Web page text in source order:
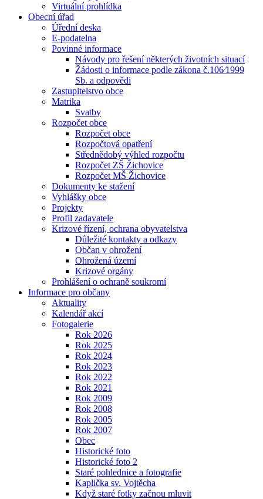
Virtuální prohlídka
Obecní úřad
Úřední deska
E-podatelna
Povinné informace
Návody pro řešení některých životních situací
Žádosti o informace podle zákona č.106⁄1999
Sb. a odpovědi
Zastupitelstvo obce
Matrika
Svatby
Rozpočet obce
Rozpočet obce
Rozpočtová opatření
Střednědobý výhled rozpočtu
Rozpočet ZŠ Žichovice
Rozpočet MŠ Žichovice
Dokumenty ke stažení
Vyhlášky obce
Projekty
Profil zadavatele
Krizové řízení, ochrana obyvatelstva
Důležité kontakty a odkazy
Občan v ohrožení
Ohrožená území
Krizové orgány
Prohlášení o ochraně soukromí
Informace pro občany
Aktuality
Kalendář akcí
Fotogalerie
Rok 2026
Rok 2025
Rok 2024
Rok 2023
Rok 2022
Rok 2021
Rok 2009
Rok 2008
Rok 2005
Rok 2007
Obec
Historické foto
Historické foto 2
Staré pohlednice a fotografie
Kaplička sv. Vojtěcha
Když staré fotky začnou mluvit